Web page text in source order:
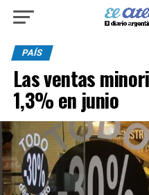
PAÍS
Las ventas
1,3% en junio